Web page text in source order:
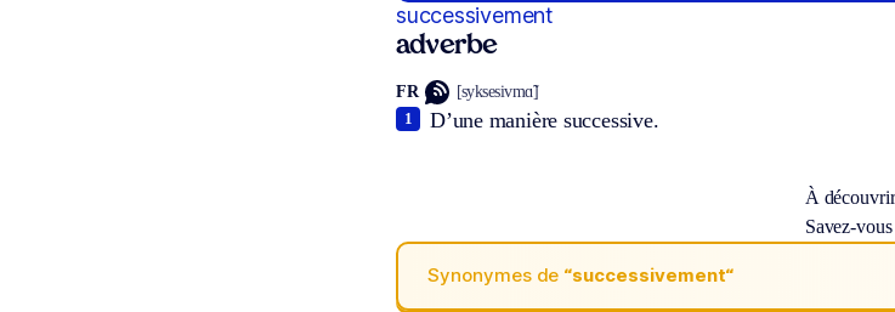
successivement
adverbe
FR [syksesivmɑ̃]
D’une manière successive.
1
À découvrir
Savez-
Synonymes de “successivement“